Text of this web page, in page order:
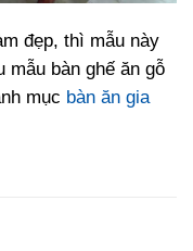
đẹp, thì mẫu này
mẫu bàn ghế ăn gỗ
mục bàn ăn gia